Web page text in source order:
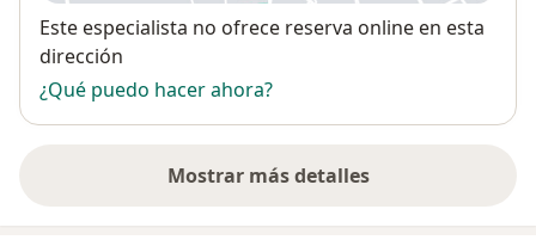
Disponibilidad
Este especialista no ofrece reserva online en esta
dirección
¿Qué puedo hacer ahora?
Mostrar más detalles
sobre la dirección